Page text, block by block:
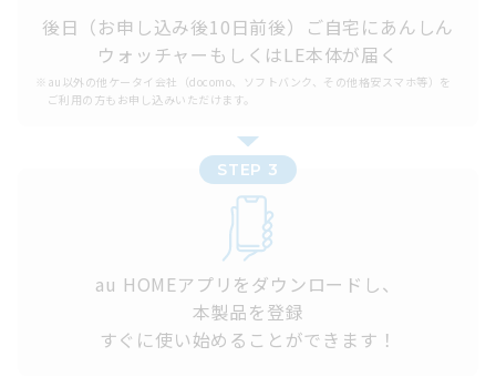
後日（お申し込み後10日前後）ご自宅にあんしん
ウォッチャーもしくはLE本体が届く
※ au以外の他ケータイ会社（docomo、ソフトバンク、その他格安スマホ等）を
ご利用の方もお申し込みいただけます。
STEP 3
au HOMEアプリをダウンロードし、
本製品を登録
すぐに使い始めることができます！